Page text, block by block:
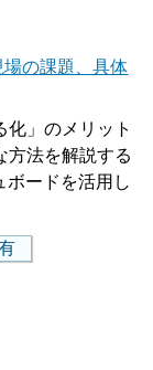
の課題、具体
化」のメリット
方法を解説する
ボードを活用し